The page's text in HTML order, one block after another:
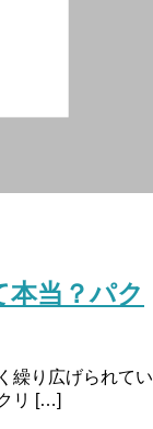
当？パク
繰り広げられてい
リ […]